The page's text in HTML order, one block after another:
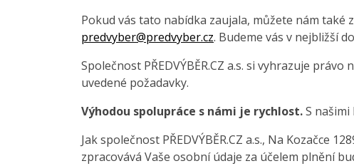
Pokud vás tato nabídka zaujala, můžete nám
predvyber@predvyber.cz. Budeme vás v nejbližší
Společnost PŘEDVÝBĚR.CZ a.s. si vyhrazuje
uvedené požadavky.
Výhodou spolupráce s námi je rychlost.S
Jak společnost PŘEDVÝBĚR.CZ a.s., Na Kozačce
zpracovává Vaše osobní údaje za účelem plnění